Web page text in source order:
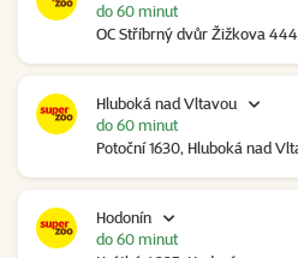
OC Stříbrný dvůr Žižkova
do 60 minut
Hluboká nad Vltavou
Potoční 1630, Hluboká nad
do 60 minut
Hodonín
do 60 minut